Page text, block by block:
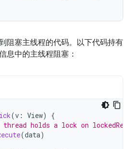
阻塞主线程的代码。以下代码持有
息中的主线程阻塞：
(v : View)
{
holds a lock on
(data)